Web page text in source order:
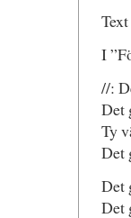
I
//:
Det
Ty
Det
Det
Det